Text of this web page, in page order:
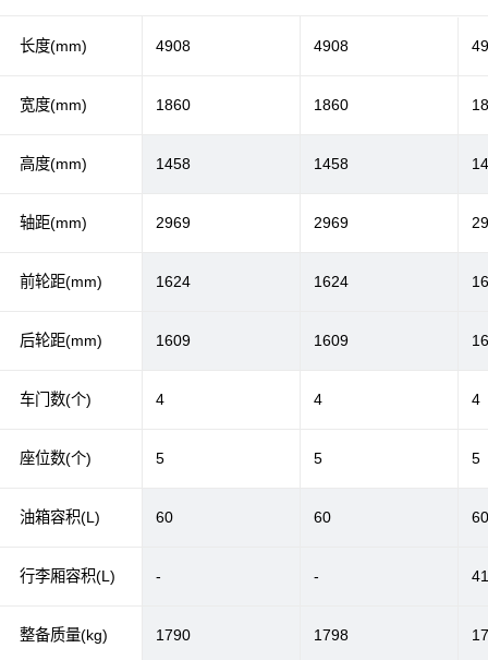
长度(mm)
宽度(mm)
高度(mm)
轴距(mm)
前轮距(mm)
后轮距(mm)
车门数(个)
座位数(个)
油箱容积(L)
行李厢容积(L)
整备质量(kg)
4908 4908
1860 1860
1458 1458
2969 2969
1624 1624
1609 1609
4 4 4
5 5 5
60 60
- -
1790 1798